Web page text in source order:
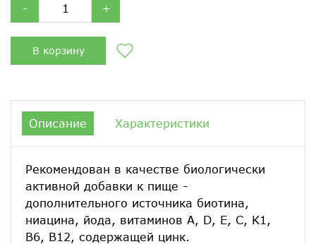
- +
В корзину
Описание Характеристики
Рекомендован в качестве биологически
активной добавки к пище -
дополнительного источника биотина,
ниацина, йода, витаминов А, D, Е, С, K1,
В6, В12, содержащей цинк.